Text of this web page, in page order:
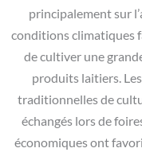
principalement sur
conditions climatiques
de cultiver une
produits laitiers.
traditionnelles de
échangés lors de
économiques ont